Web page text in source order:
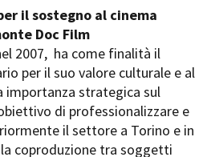
Guarda che storia!
La Grazia - Immagini e
location della Torino di Paolo
Sorrentino
Open Day
Ciak in TOur!
FESTIVAL, MARKETS,
AWARDS
il sostegno al cinema
Doc Film
2007, ha come finalità il
per il suo valore culturale e al
importanza strategica sul
di professionalizzare e
il settore a Torino e in
coproduzione tra soggetti